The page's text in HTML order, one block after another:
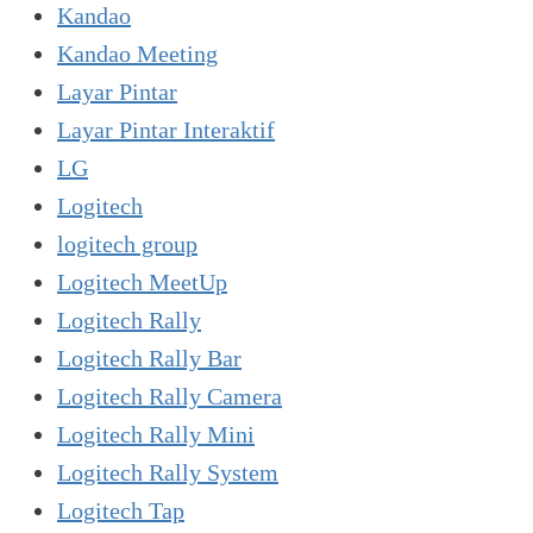
Kandao
Kandao Meeting
Layar Pintar
Layar Pintar Interaktif
LG
Logitech
logitech group
Logitech MeetUp
Logitech Rally
Logitech Rally Bar
Logitech Rally Camera
Logitech Rally Mini
Logitech Rally System
Logitech Tap